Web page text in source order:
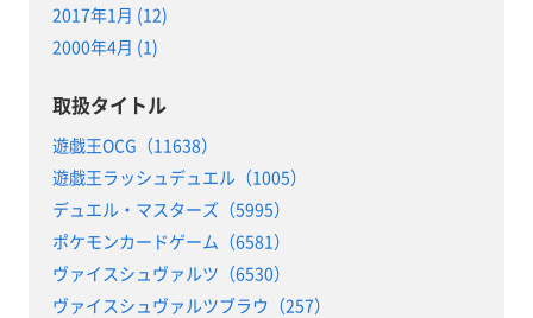
2017年1月 (12)
2000年4月 (1)
取扱タイトル
遊戯王OCG（11638）
遊戯王ラッシュデュエル（1005）
デュエル・マスターズ（5995）
ポケモンカードゲーム（6581）
ヴァイスシュヴァルツ（6530）
ヴァイスシュヴァルツブラウ（257）